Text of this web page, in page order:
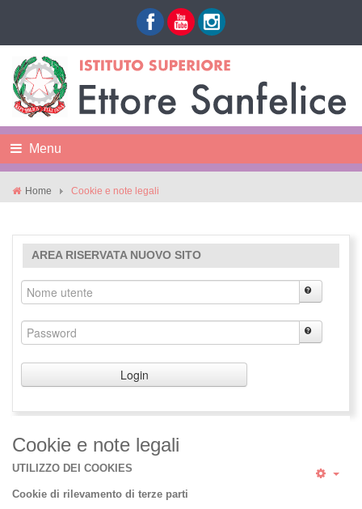
Menu
Home Cookie e note legali
AREA RISERVATA NUOVO SITO
Login
Cookie e note legali
UTILIZZO DEI COOKIES
Cookie di rilevamento di terze parti